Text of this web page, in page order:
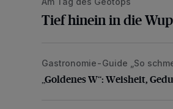
Tief hinein in die
„Goldenes W“: Weisheit,
Gastronomie-Guide „So
„Goldenes W“: Weisheit,